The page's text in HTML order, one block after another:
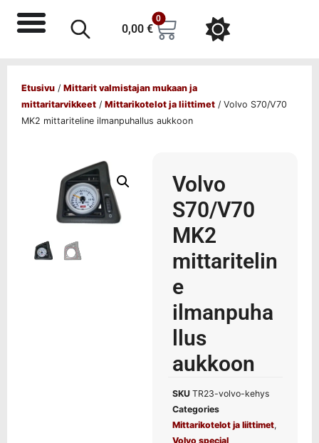
0,00 €
0
Etusivu / Mittarit valmistajan mukaan ja
mittaritarvikkeet / Mittarikotelot ja liittimet / Volvo S70/V70
MK2 mittariteline ilmanpuhallus aukkoon
Volvo
S70/V70
MK2
mittaritelin
e
ilmanpuha
llus
aukkoon
SKU TR23-volvo-kehys
Categories
Mittarikotelot ja liittimet,
Volvo special